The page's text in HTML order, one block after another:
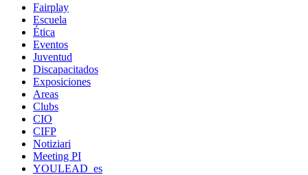
Fairplay
Escuela
Ética
Eventos
Juventud
Discapacitados
Exposiciones
Areas
Clubs
CIO
CIFP
Notiziari
Meeting PI
YOULEAD_es